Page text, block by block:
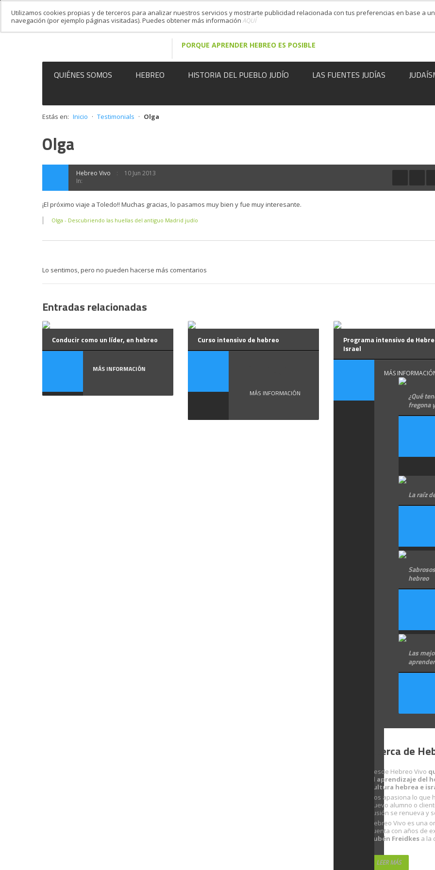
PORQUE APRENDER HEBREO ES POSIBLE
QUIÉNES SOMOS HEBREO HISTORIA DEL PUEBLO JUDÍO LAS FUENTES JUDÍAS
Estás en: Inicio · Testimonials · Olga
Olga
Hebreo Vivo
10 Jun 2013
In:
¡El próximo viaje a Toledo!! Muchas gracias, lo pasamos muy bien y fue muy interesante.
Olga - Descubriendo las huellas del antiguo Madrid judío
Lo sentimos, pero no pueden hacerse más comentarios
Entradas relacionadas
Conducir como un líder, en hebreo
MÁS INFORMACIÓN
Curso intensivo de hebreo
MÁS INFORMACIÓN
Programa intensivo de
Israel
MÁS
¿Qué
fregona
La raíz
hebreo
Las
Acerca de
Desde Hebreo Vivo
el aprendizaje del
cultura hebrea e
Nos apasiona lo que
nuevo alumno o
ilusión se renueva y
Hebreo Vivo es una
cuenta con años de
Rubén Freidkes a la
LEER MÁS
Utilizamos cookies propias y de terceros para analizar nuestros servicios y mostrarte publicidad relacionada con tus preferencias en base a
navegación (por ejemplo páginas visitadas). Puedes obtener más información AQUÍ